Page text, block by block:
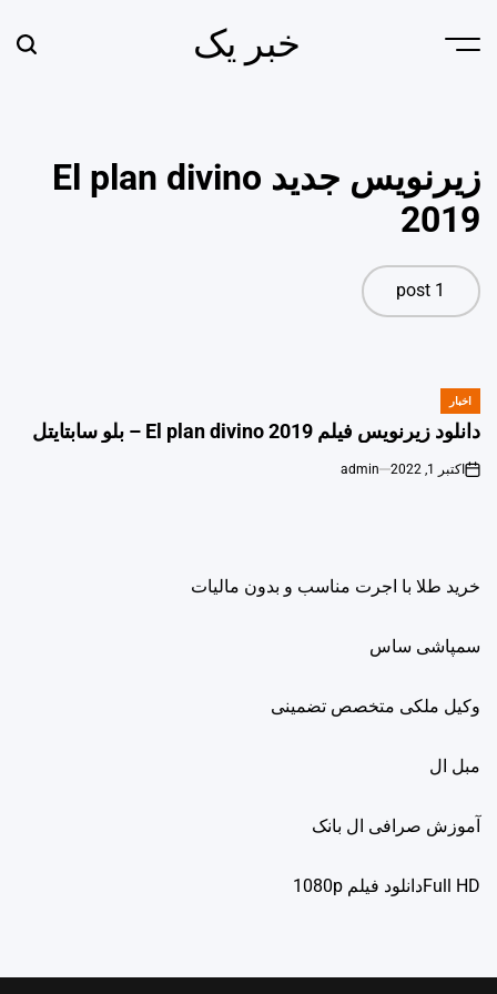
Menu خبر یک
زیرنویس جدید El plan divino
2019
1 post
POSTED
اخبار
دانلود زیرنویس فیلم El plan divino 2019 – بلو سابتايتل
اکتبر 1, 2022 admin
خرید طلا با اجرت مناسب و بدون مالیات
سمپاشی ساس
وکیل ملکی متخصص تضمینی
مبل ال
آموزش صرافی ال بانک
Full HDدانلود فيلم 1080p